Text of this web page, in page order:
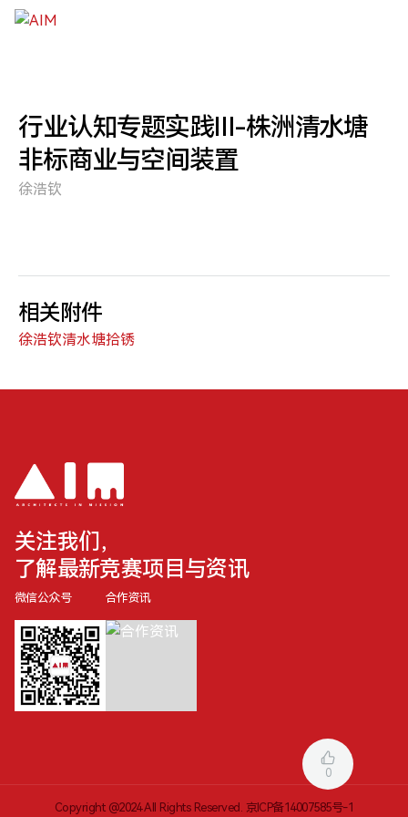
跳到主要内容
行业认知专题实践Ⅲ-株洲清水塘
非标商业与空间装置
徐浩钦
相关附件
徐浩钦清水塘拾锈
0
关注我们，
了解最新竞赛项目与资讯
微信公众号 合作资讯
Copyright @2024 All Rights Reserved. 京ICP备14007585号-1